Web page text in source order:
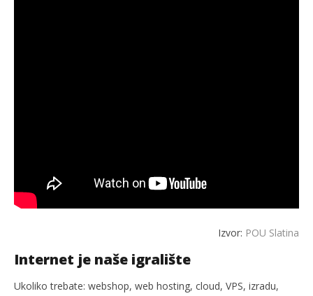
Izvor: POU Slatina
Internet je naše igralište
Ukoliko trebate: webshop, web hosting, cloud, VPS, izradu,